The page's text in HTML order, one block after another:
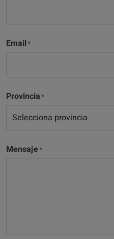
Email
Provincia
Mensaje